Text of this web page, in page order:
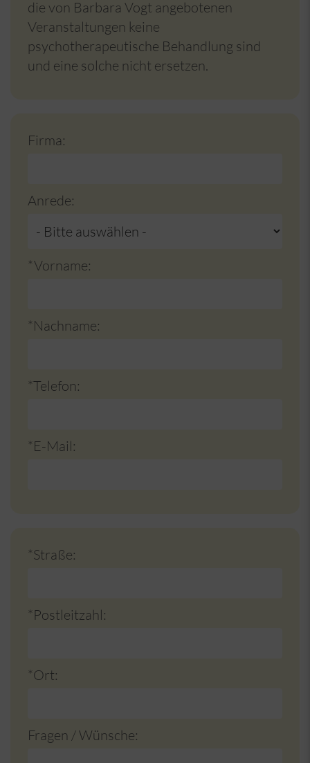
die von Barbara Vogt angebotenen
Veranstaltungen keine
psychotherapeutische Behandlung sind
und eine solche nicht ersetzen.
Firma:
Anrede:
*Vorname:
*Nachname:
*Telefon:
*E-Mail:
*Straße:
*Postleitzahl:
*Ort:
Fragen / Wünsche: